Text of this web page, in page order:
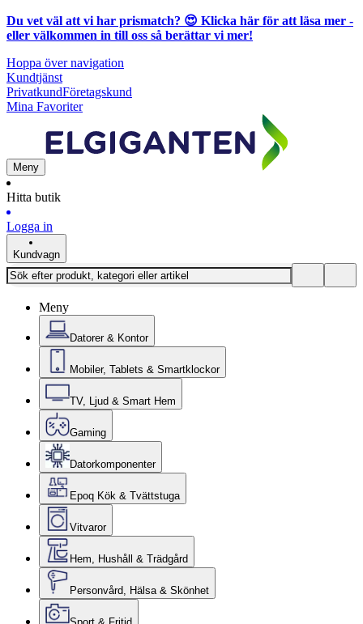
Du vet väl att vi har prismatch? 😍 Klicka här för att läsa mer -
eller välkommen in till oss så berättar vi mer!
Hoppa över navigation
Kundtjänst
PrivatkundFöretagskund
Mina Favoriter
Meny
Hitta butik
Logga in
Kundvagn
Meny
Datorer & Kontor
Mobiler, Tablets & Smartklockor
TV, Ljud & Smart Hem
Gaming
Datorkomponenter
Epoq Kök & Tvättstuga
Vitvaror
Hem, Hushåll & Trädgård
Personvård, Hälsa & Skönhet